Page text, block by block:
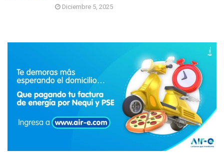
Diciembre 5, 2025